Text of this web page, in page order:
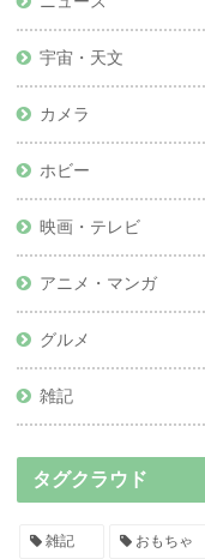
宇宙・天文
カメラ
ホビー
映画・テレビ
アニメ・マンガ
グルメ
雑記
タグクラウド
雑記 おもちゃ